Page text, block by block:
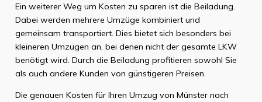
Ein weiterer Weg um Kosten zu sparen ist die Beiladung.
Dabei werden mehrere Umzüge kombiniert und
gemeinsam transportiert. Dies bietet sich besonders bei
kleineren Umzügen an, bei denen nicht der gesamte LKW
benötigt wird. Durch die Beiladung profitieren sowohl Sie
als auch andere Kunden von günstigeren Preisen.
Die genauen Kosten für Ihren Umzug von Münster nach